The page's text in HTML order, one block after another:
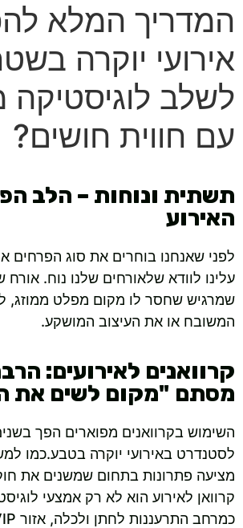
המדריך המלא
אירועי יוקרה
לשלב
עם חווית חושים?
תשתית ונוחות – הלב
האירוע
לפני שאנחנו בוחרים את סוג הפרחים
עלינו לוודא שלאורחים שלנו נוח.
שמרגיש שחסר לו מקום מפלט ממוזג,
המשובח או את העיצוב המושקע.
קרוואנים לאירועים:
מסתם "מקום לשים את
השימוש בקרוואנים מפוארים הפך
לסטנדרט באירועי יוקרה בטבע.כמו
מציעה פתרונות בתחום שמשנים את
קרוואן לאירוע הוא לא רק אמצעי